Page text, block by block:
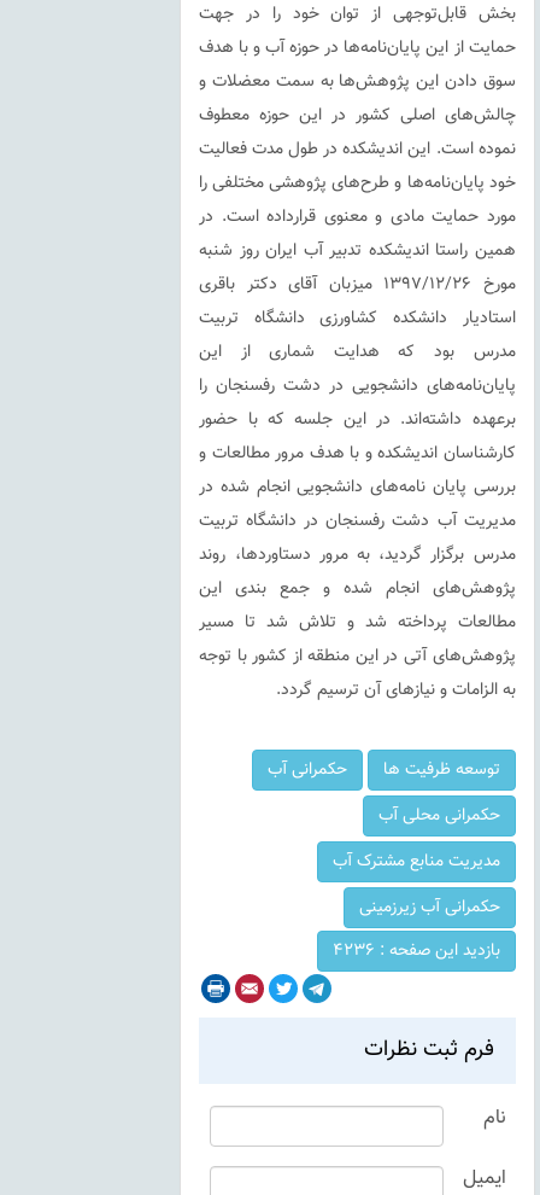
بخش قابل‌توجهی از توان خود را در جهت
حمایت از این پایان‌نامه‌ها در حوزه آب و با هدف
سوق دادن این پژوهش‌ها به سمت معضلات و
چالش‌های اصلی کشور در این حوزه معطوف
نموده است. این اندیشکده در طول مدت فعالیت
خود پایان‌نامه‌ها و طرح‌های پژوهشی مختلفی را
مورد حمایت مادی و معنوی قرارداده است. در
همین راستا اندیشکده تدبیر آب ایران روز شنبه
مورخ ۱۳۹۷/۱۲/۲۶ میزبان آقای دکتر باقری
استادیار دانشکده کشاورزی دانشگاه تربیت
مدرس بود که هدایت شماری از این
پایان‌نامه‌های دانشجویی در دشت رفسنجان را
برعهده داشته‌اند. در این جلسه که با حضور
کارشناسان اندیشکده و با هدف مرور مطالعات و
بررسی پایان نامه‌های دانشجویی انجام شده در
مدیریت آب دشت رفسنجان در دانشگاه تربیت
مدرس برگزار گردید، به مرور دستاوردها، روند
پژوهش‌های انجام شده و جمع بندی این
مطالعات پرداخته شد و تلاش شد تا مسیر
پژوهش‌های آتی در این منطقه از کشور با توجه
به الزامات و نیازهای آن ترسیم گردد.
توسعه ظرفیت ها
حکمرانی آب
حکمرانی محلی آب
مدیریت منابع مشترک آب
حکمرانی آب زیرزمینی
بازدید این صفحه : 4236
Telegram
Twitter
Email
Print
فرم ثبت نظرات
نام
ایمیل